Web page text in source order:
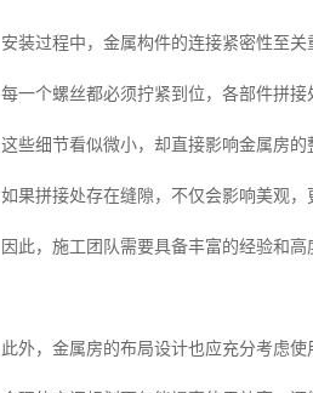
安装过程中，金属构件的连接紧密性至关
每一个螺丝都必须拧紧到位，各部件拼接
这些细节看似微小，却直接影响金属房的
如果拼接处存在缝隙，不仅会影响美观，
因此，施工团队需要具备丰富的经验和
此外，金属房的布局设计也应充分考虑使